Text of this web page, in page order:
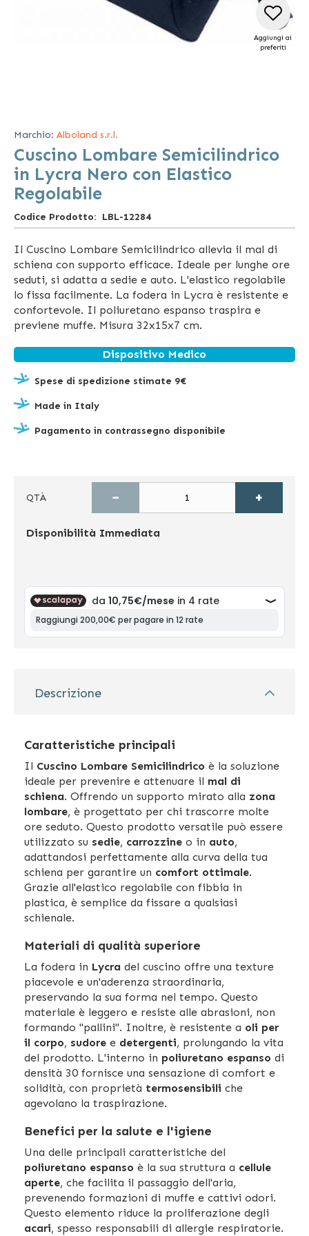
galleria
di
immagini
Aggiungi ai
preferiti
Marchio: Alboland s.r.l.
Cuscino Lombare Semicilindrico
in Lycra Nero con Elastico
Regolabile
Codice Prodotto LBL-12284
Il Cuscino Lombare Semicilindrico allevia il mal di
schiena con supporto efficace. Ideale per lunghe ore
seduti, si adatta a sedie e auto. L'elastico regolabile
lo fissa facilmente. La fodera in Lycra è resistente e
confortevole. Il poliuretano espanso traspira e
previene muffe. Misura 32x15x7 cm.
Dispositivo Medico
Spese di spedizione stimate 9€
Made in Italy
Pagamento in contrassegno disponibile
QTÀ − +
Disponibilità Immediata
Descrizione
Caratteristiche principali
Il Cuscino Lombare Semicilindrico è la soluzione
ideale per prevenire e attenuare il mal di
schiena. Offrendo un supporto mirato alla zona
lombare, è progettato per chi trascorre molte
ore seduto. Questo prodotto versatile può essere
utilizzato su sedie, carrozzine o in auto,
adattandosi perfettamente alla curva della tua
schiena per garantire un comfort ottimale.
Grazie all'elastico regolabile con fibbia in
plastica, è semplice da fissare a qualsiasi
schienale.
Materiali di qualità superiore
La fodera in Lycra del cuscino offre una texture
piacevole e un'aderenza straordinaria,
preservando la sua forma nel tempo. Questo
materiale è leggero e resiste alle abrasioni, non
formando "pallini". Inoltre, è resistente a oli per
il corpo, sudore e detergenti, prolungando la vita
del prodotto. L'interno in poliuretano espanso di
densità 30 fornisce una sensazione di comfort e
solidità, con proprietà termosensibili che
agevolano la traspirazione.
Benefici per la salute e l'igiene
Una delle principali caratteristiche del
poliuretano espanso è la sua struttura a cellule
aperte, che facilita il passaggio dell'aria,
prevenendo formazioni di muffe e cattivi odori.
Questo elemento riduce la proliferazione degli
acari, spesso responsabili di allergie respiratorie.